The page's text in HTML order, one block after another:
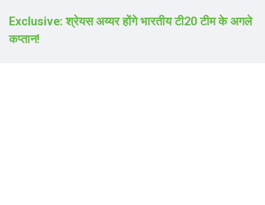
Exclusive: श्रेयस अय्यर होंगे भारतीय टी20 टीम के अगले
कप्तान!